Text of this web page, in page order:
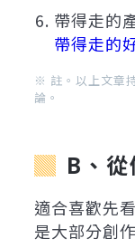
帶得走的
帶得走的
※ 註。以上文章
論。
B、
適合喜歡先
是大部分創